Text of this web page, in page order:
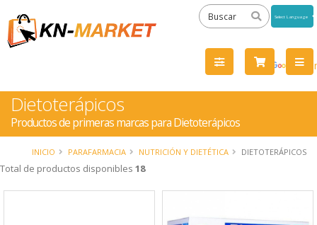
by
Dietoterápicos
Productos de primeras marcas para Dietoterápicos
INICIO PARAFARMACIA NUTRICIÓN Y DIETÉTICA DIETOTERÁPICOS
Total de productos disponibles 18